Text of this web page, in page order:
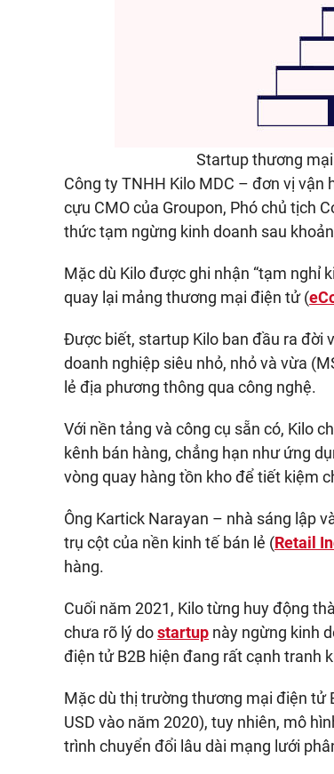
Startup thương
Công ty TNHH Kilo MDC – đơn vị
cựu CMO của Groupon, Phó chủ tịch
thức tạm ngừng kinh doanh sau
Mặc dù Kilo được ghi nhận “tạm nghỉ
quay lại mảng thương mại điện tử (
Được biết, startup Kilo ban đầu ra đời
doanh nghiệp siêu nhỏ, nhỏ và vừa
lẻ địa phương thông qua công nghệ.
Với nền tảng và công cụ sẵn có, Kilo
kênh bán hàng, chẳng hạn như ứng
vòng quay hàng tồn kho để tiết kiệm
Ông Kartick Narayan – nhà sáng lập
trụ cột của nền kinh tế bán lẻ (Retail
hàng.
Cuối năm 2021, Kilo từng huy động
chưa rõ lý dostartup này ngừng kinh
điện tử B2B hiện đang rất cạnh tranh
Mặc dù thị trường thương mại điện tử
USD vào năm 2020), tuy nhiên, mô
trình chuyển đổi lâu dài mạng lưới